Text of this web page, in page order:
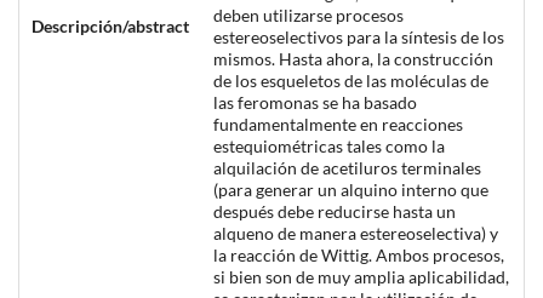
Descripción/abstract
deben utilizarse procesos
estereoselectivos para la síntesis de los
mismos. Hasta ahora, la construcción
de los esqueletos de las moléculas de
las feromonas se ha basado
fundamentalmente en reacciones
estequiométricas tales como la
alquilación de acetiluros terminales
(para generar un alquino interno que
después debe reducirse hasta un
alqueno de manera estereoselectiva) y
la reacción de Wittig. Ambos procesos,
si bien son de muy amplia aplicabilidad,